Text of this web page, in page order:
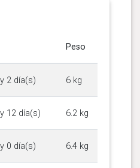
Peso
2 día(s) 6 kg
12 día(s) 6.2 kg
0 día(s) 6.4 kg